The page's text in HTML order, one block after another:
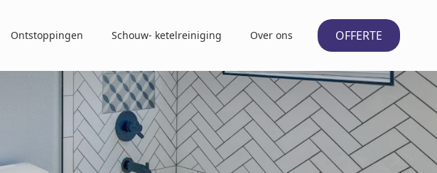
Ontstoppingen Schouw- ketelreiniging Over ons OFFERTE